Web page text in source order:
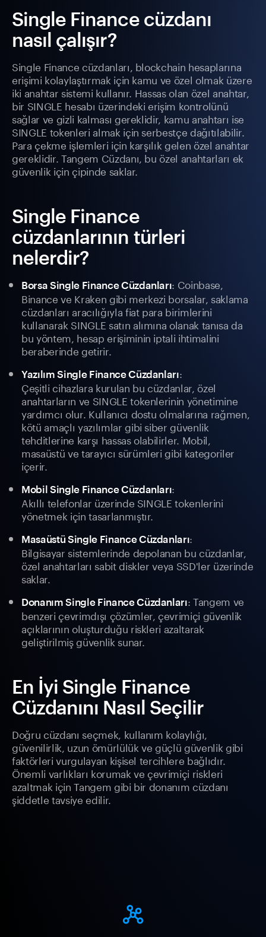
Single Finance cüzdanı
nasıl çalışır?
Single Finance cüzdanları, blockchain hesaplarına
erişimi kolaylaştırmak için kamu ve özel olmak üzere
iki anahtar sistemi kullanır. Hassas olan özel anahtar,
bir SINGLE hesabı üzerindeki erişim kontrolünü
sağlar ve gizli kalması gereklidir, kamu anahtarı ise
SINGLE tokenleri almak için serbestçe dağıtılabilir.
Para çekme işlemleri için karşılık gelen özel anahtar
gereklidir. Tangem Cüzdanı, bu özel anahtarları ek
güvenlik için çipinde saklar.
Single Finance
cüzdanlarının türleri
nelerdir?
Borsa Single Finance Cüzdanları: Coinbase,
Binance ve Kraken gibi merkezi borsalar, saklama
cüzdanları aracılığıyla fiat para birimlerini
kullanarak SINGLE satın alımına olanak tanısa da
bu yöntem, hesap erişiminin iptali ihtimalini
beraberinde getirir.
Yazılım Single Finance Cüzdanları:
Çeşitli cihazlara kurulan bu cüzdanlar, özel
anahtarların ve SINGLE tokenlerinin yönetimine
yardımcı olur. Kullanıcı dostu olmalarına rağmen,
kötü amaçlı yazılımlar gibi siber güvenlik
tehditlerine karşı hassas olabilirler. Mobil,
masaüstü ve tarayıcı sürümleri gibi kategoriler
içerir.
Mobil Single Finance Cüzdanları:
Akıllı telefonlar üzerinde SINGLE tokenlerini
yönetmek için tasarlanmıştır.
Masaüstü Single Finance Cüzdanları:
Bilgisayar sistemlerinde depolanan bu cüzdanlar,
özel anahtarları sabit diskler veya SSD'ler üzerinde
saklar.
Donanım Single Finance Cüzdanları: Tangem ve
benzeri çevrimdışı çözümler, çevrimiçi güvenlik
açıklarının oluşturduğu riskleri azaltarak
geliştirilmiş güvenlik sunar.
En İyi Single Finance
Cüzdanını Nasıl Seçilir
Doğru cüzdanı seçmek, kullanım kolaylığı,
güvenilirlik, uzun ömürlülük ve güçlü güvenlik gibi
faktörleri vurgulayan kişisel tercihlere bağlıdır.
Önemli varlıkları korumak ve çevrimiçi riskleri
azaltmak için Tangem gibi bir donanım cüzdanı
şiddetle tavsiye edilir.